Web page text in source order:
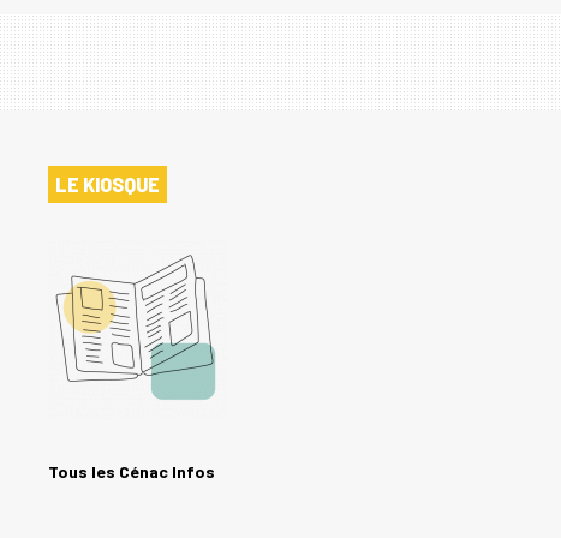
LE KIOSQUE
Tous les Cénac Infos